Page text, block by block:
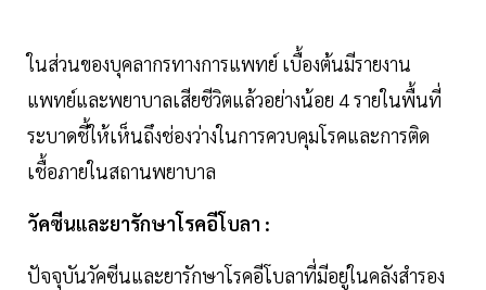
ในส่วนของบุคลากรทางการแพทย์ เบื้องต้นมีรายงาน
แพทย์และพยาบาลเสียชีวิตแล้วอย่างน้อย 4 รายในพื้นที่
ระบาดชี้ให้เห็นถึงช่องว่างในการควบคุมโรคและการติด
เชื้อภายในสถานพยาบาล
วัคซีนและยารักษาโรคอีโบลา :
ปัจจุบันวัคซีนและยารักษาโรคอีโบลาที่มีอยู่ในคลังสำรอง